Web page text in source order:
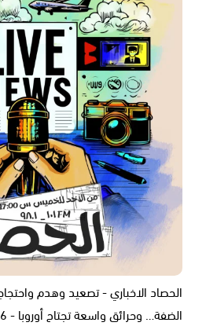
الحصاد الاخباري - تصعيد وهدم
الضفة… وحرائق واسعة تجتاح أوروبا - 28.07.2026